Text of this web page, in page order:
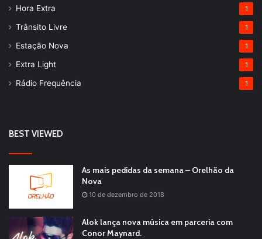
Hora Extra 1
Trânsito Livre 1
Estação Nova 1
Extra Light 1
Rádio Frequência 1
BEST VIEWED
As mais pedidas da semana – Orelhão da
Nova
10 de dezembro de 2018
Alok lança nova música em parceria com
Conor Maynard.